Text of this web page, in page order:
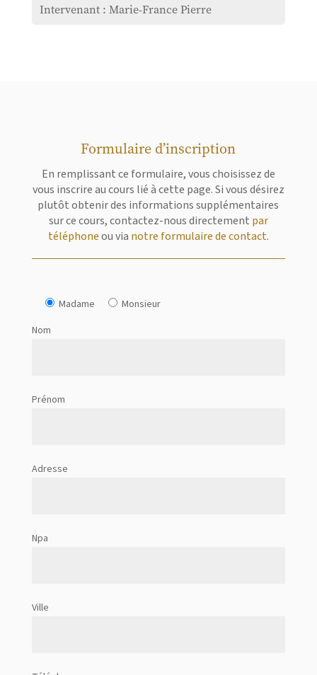
Intervenant : Marie-France Pierre
Formulaire d’inscription
En remplissant ce formulaire, vous choisissez de
vous inscrire au cours lié à cette page. Si vous désirez
plutôt obtenir des informations supplémentaires
sur ce cours, contactez-nous directement par
téléphoneou via notre formulaire de contact.
Madame
Monsieur
Nom
Prénom
Adresse
Npa
Ville